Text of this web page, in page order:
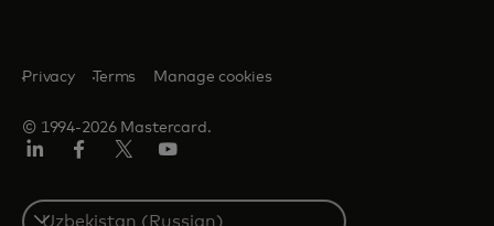
© 1994-2026 Mastercard.
Privacy Terms Manage cookies
Select